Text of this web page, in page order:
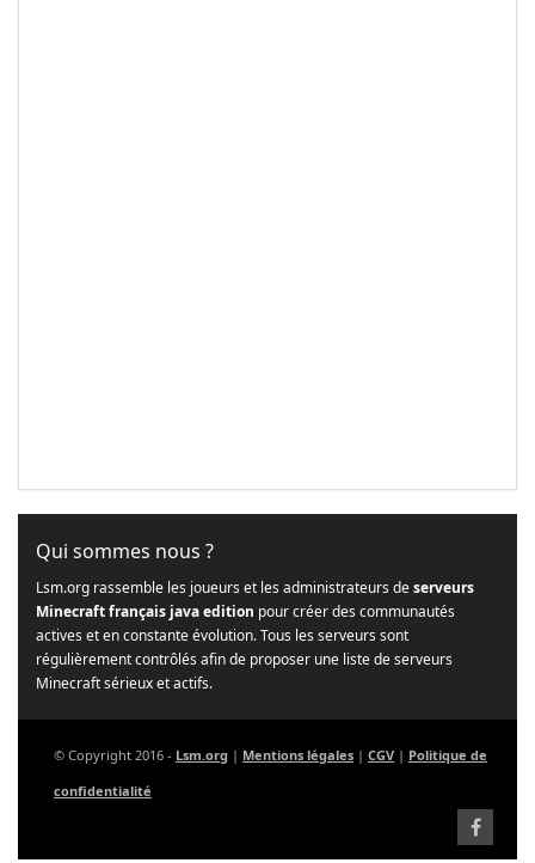
Qui sommes nous ?
Lsm.org rassemble les joueurs et les administrateurs deserveurs
Minecraft français java edition pour créer des communautés
actives et en constante évolution. Tous les serveurs sont
régulièrement contrôlés afin de proposer une liste de serveurs
Minecraft sérieux et actifs.
© Copyright 2016 - Lsm.org | Mentions légales | CGV | Politique de
confidentialité